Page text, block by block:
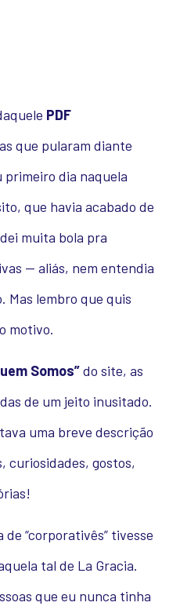
PDF
que pularam diante
primeiro dia naquela
que havia acabado de
muita bola pra
— aliás, nem entendia
Mas lembro que quis
motivo.
Somos”do site, as
de um jeito inusitado.
uma breve descrição
curiosidades, gostos,
“corporativês” tivesse
tal de La Gracia.
que eu nunca tinha